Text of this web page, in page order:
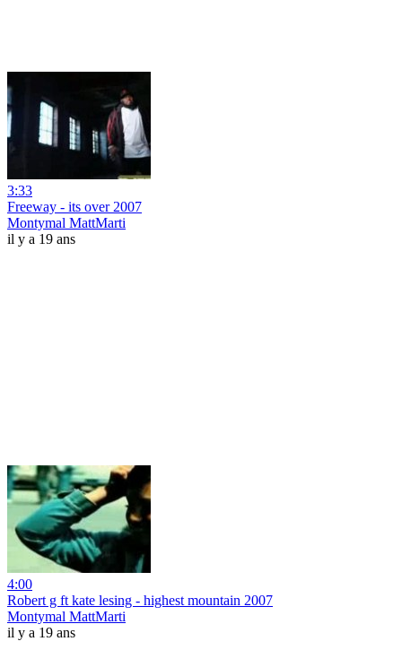
3:33
Freeway - its over 2007
Montymal MattMarti
il y a 19 ans
4:00
Robert g ft kate lesing - highest mountain 2007
Montymal MattMarti
il y a 19 ans